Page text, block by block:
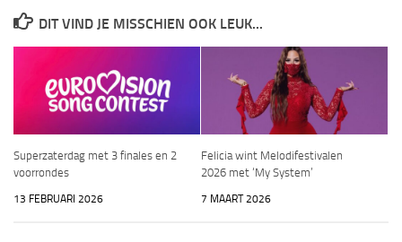
DIT VIND JE MISSCHIEN OOK LEUK...
Superzaterdag met 3 finales en 2
voorrondes
13 FEBRUARI 2026
Felicia wint Melodifestivalen
2026 met ‘My System’
7 MAART 2026